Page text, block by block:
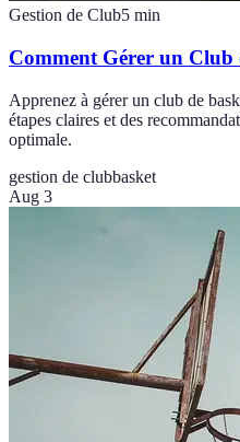
Gestion de Club5 min
Comment Gérer un Club
Apprenez à gérer un club de
étapes claires et des
optimale.
gestion de clubbasket
Aug 3